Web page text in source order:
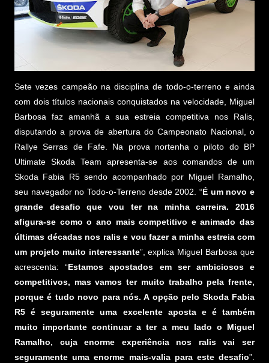
Sete vezes campeão na disciplina de todo-o-terreno e ainda
com dois títulos nacionais conquistados na velocidade, Miguel
Barbosa faz amanhã a sua estreia competitiva nos Ralis,
disputando a prova de abertura do Campeonato Nacional, o
Rallye Serras de Fafe. Na prova nortenha o piloto do BP
Ultimate Skoda Team apresenta-se aos comandos de um
Skoda Fabia R5 sendo acompanhado por Miguel Ramalho,
seu navegador no Todo-o-Terreno desde 2002. “É um novo e
grande desafio que vou ter na minha carreira. 2016
afigura-se como o ano mais competitivo e animado das
últimas décadas nos ralis e vou fazer a minha estreia com
um projeto muito interessante”, explica Miguel Barbosa que
acrescenta: “Estamos apostados em ser ambiciosos e
competitivos, mas vamos ter muito trabalho pela frente,
porque é tudo novo para nós. A opção pelo Skoda Fabia
R5 é seguramente uma excelente aposta e é também
muito importante continuar a ter a meu lado o Miguel
Ramalho, cuja enorme experiência nos ralis vai ser
seguramente uma enorme mais-valia para este desafio”.